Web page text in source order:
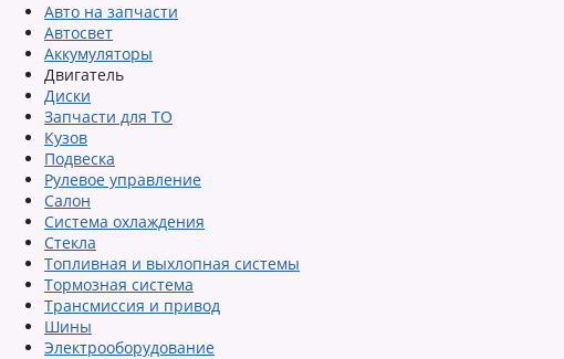
Авто на запчасти
Автосвет
Аккумуляторы
Двигатель
Диски
Запчасти для ТО
Кузов
Подвеска
Рулевое управление
Салон
Система охлаждения
Стекла
Топливная и выхлопная системы
Тормозная система
Трансмиссия и привод
Шины
Электрооборудование